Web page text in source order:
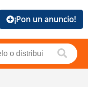
¡Pon un anuncio!